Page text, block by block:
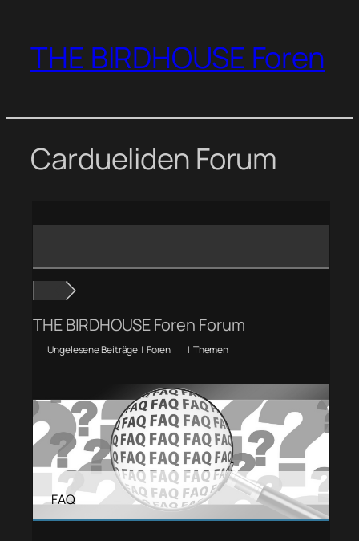
springen
THE BIRDHOUSE Foren
Cardueliden Forum
THE BIRDHOUSE Foren Forum
Ungelesene Beiträge | Foren | Themen
FAQ